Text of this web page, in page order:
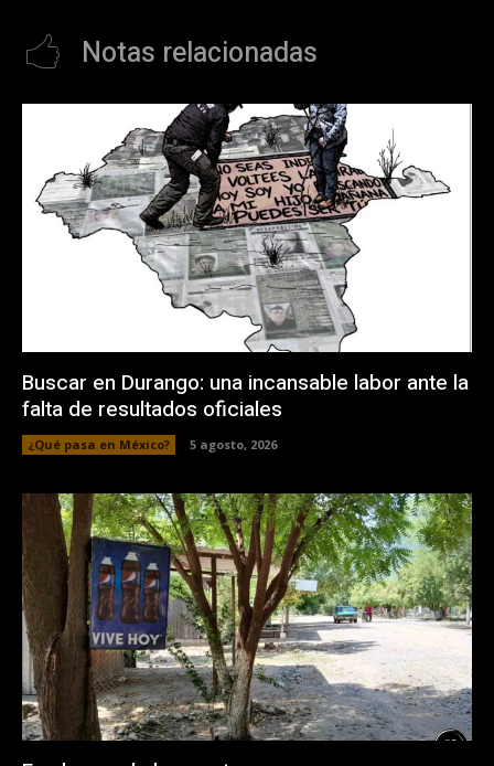
Notas relacionadas
Buscar en Durango: una incansable labor ante la
falta de resultados oficiales
¿Qué pasa en México? 5 agosto, 2026